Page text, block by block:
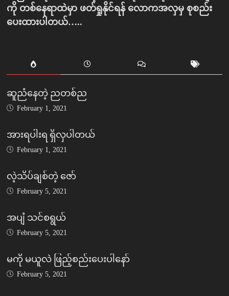
ကို တစ်နေရာထဲမှာ ဖတ်ရှုနိုင်ရန် လောကအလှမှ စုစည်း
ပေးထားပါတယ်…..
ဆူညံနေတဲ့ ညတစ်ည
February 1, 2021
အားရပါးရ ရှိလှပါတယ်
February 1, 2021
လဲ့သိပ်ချစ်တဲ့ ဇော်
February 5, 2021
အပျံ သင်စရွယ်
February 5, 2021
မကို မယူလဲ ဖြည့်စည်းပေးပါနော်
February 5, 2021